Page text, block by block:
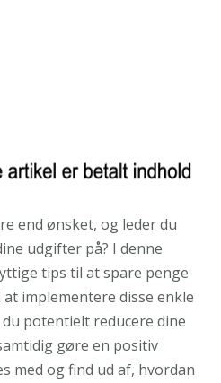
end ønsket, og leder du
udgifter på? I denne
tips til at spare penge
implementere disse enkle
potentielt reducere dine
gøre en positiv
med og find ud af, hvordan